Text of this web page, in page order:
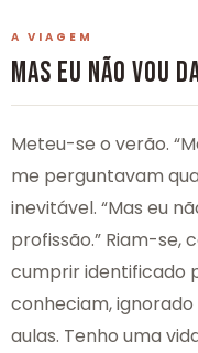
A VIAGEM
MAS EU NÃO VOU
Meteu-se o verão.
me perguntavam
inevitável. “Mas eu
profissão.” Riam-se,
cumprir identificado
conheciam, ignorado
aulas. Tenho uma